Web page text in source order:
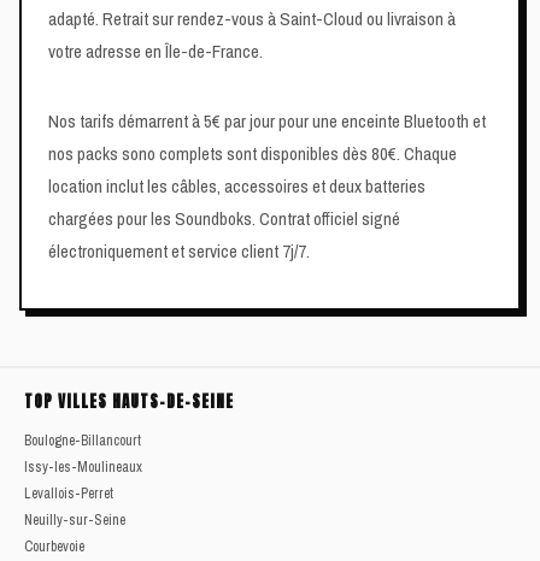
adapté. Retrait sur rendez-vous à Saint-Cloud ou livraison à
votre adresse en Île-de-France.
Nos tarifs démarrent à 5€ par jour pour une enceinte Bluetooth et
nos packs sono complets sont disponibles dès 80€. Chaque
location inclut les câbles, accessoires et deux batteries
chargées pour les Soundboks. Contrat officiel signé
électroniquement et service client 7j/7.
TOP VILLES HAUTS-DE-SEINE
Boulogne-Billancourt
Issy-les-Moulineaux
Levallois-Perret
Neuilly-sur-Seine
Courbevoie